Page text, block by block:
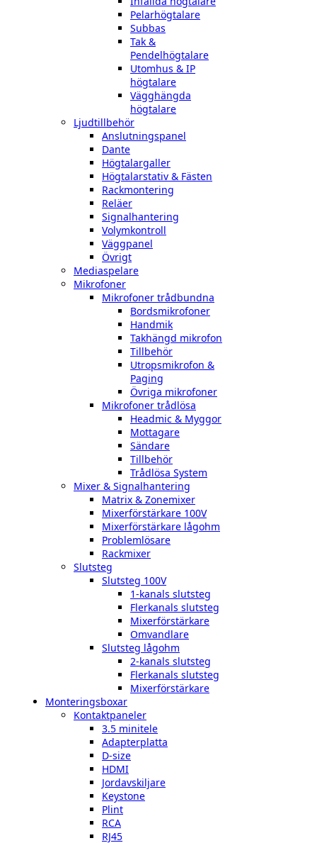
Pelarhögtalare
Subbas
Tak &
Pendelhögtalare
Utomhus & IP
högtalare
Vägghängda
högtalare
Ljudtillbehör
Anslutningspanel
Dante
Högtalargaller
Högtalarstativ & Fästen
Rackmontering
Reläer
Signalhantering
Volymkontroll
Väggpanel
Övrigt
Mediaspelare
Mikrofoner
Mikrofoner trådbundna
Bordsmikrofoner
Handmik
Takhängd mikrofon
Tillbehör
Utropsmikrofon &
Paging
Övriga mikrofoner
Mikrofoner trådlösa
Headmic & Myggor
Mottagare
Sändare
Tillbehör
Trådlösa System
Mixer & Signalhantering
Matrix & Zonemixer
Mixerförstärkare 100V
Mixerförstärkare lågohm
Problemlösare
Rackmixer
Slutsteg
Slutsteg 100V
1-kanals slutsteg
Flerkanals slutsteg
Mixerförstärkare
Omvandlare
Slutsteg lågohm
2-kanals slutsteg
Flerkanals slutsteg
Mixerförstärkare
Monteringsboxar
Kontaktpaneler
3.5 minitele
Adapterplatta
D-size
HDMI
Jordavskiljare
Keystone
Plint
RCA
RJ45